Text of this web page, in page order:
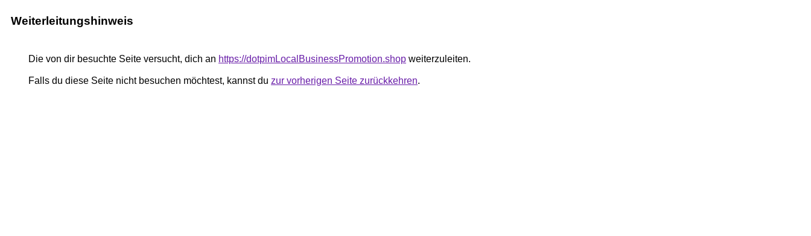
Weiterleitungshinweis
Die von dir besuchte Seite versucht, dich an https://dotpimLocalBusinessPromotion.shop weiterzuleiten.
Falls du diese Seite nicht besuchen möchtest, kannst du zur vorherigen Seite zurückkehren.